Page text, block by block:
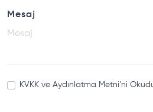
Mesaj
KVKK ve Aydınlatma Metni’ni